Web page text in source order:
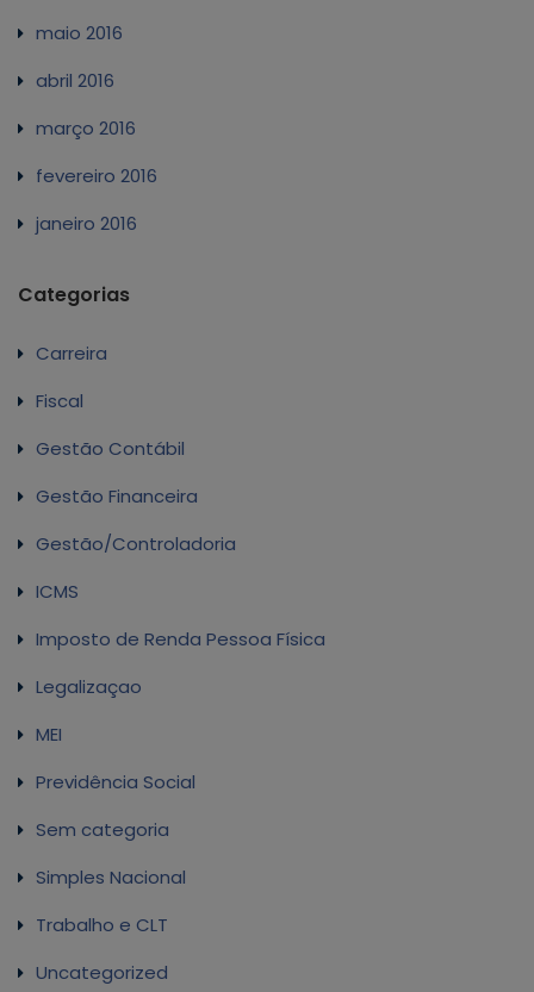
maio 2016
abril 2016
março 2016
fevereiro 2016
janeiro 2016
Categorias
Carreira
Fiscal
Gestão Contábil
Gestão Financeira
Gestão/Controladoria
ICMS
Imposto de Renda Pessoa Física
Legalizaçao
MEI
Previdência Social
Sem categoria
Simples Nacional
Trabalho e CLT
Uncategorized